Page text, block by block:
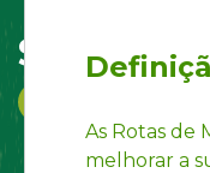
Siga-nos
As Rotas de
melhorar a